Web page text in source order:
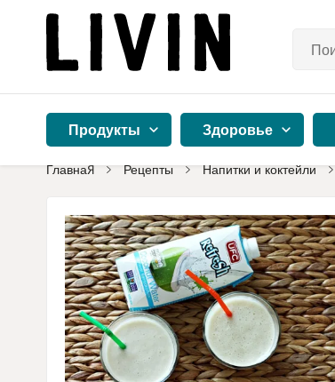
Продукты Здоровье
Главная Рецепты Напитки и коктейли